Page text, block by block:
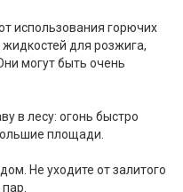
использования горючих
для розжига,
могут быть очень
в лесу: огонь быстро
площади.
Не уходите от залитого